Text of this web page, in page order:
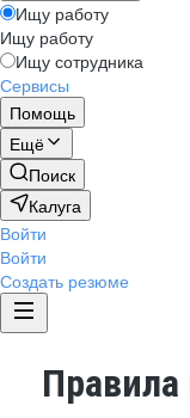
Ищу работу
Ищу работу
Ищу сотрудника
Сервисы
Помощь
Ещё
Поиск
Калуга
Войти
Войти
Создать резюме